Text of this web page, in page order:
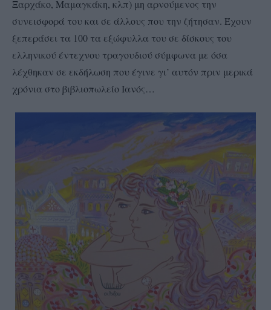
Ξαρχάκο, Μαμαγκάκη, κλπ) μη αρνούμενος την
συνεισφορά του και σε άλλους που την ζήτησαν. Έχουν
ξεπεράσει τα 100 τα εξώφυλλα του σε δίσκους του
ελληνικού έντεχνου τραγουδιού σύμφωνα με όσα
λέχθηκαν σε εκδήλωση που έγινε γι’ αυτόν πριν μερικά
χρόνια στο βιβλιοπωλείο Ιανός…